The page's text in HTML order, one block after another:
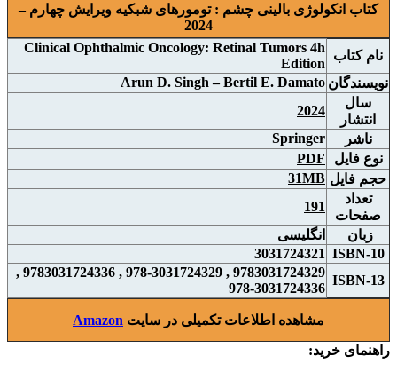
کتاب انکولوژی بالینی چشم : تومورهای شبکیه ویرایش چهارم –
2024
نام کتاب
Clinical Ophthalmic Oncology: Retinal Tumors 4h
Edition
نويسندگان Arun D. Singh – Bertil E. Damato
سال
انتشار
2024
ناشر
Springer
نوع فايل
PDF
حجم فايل 31MB
تعداد
صفحات
191
زبان
انگلیسی
ISBN-10
3031724321
ISBN-13
9783031724329 , 978-3031724329 , 9783031724336 ,
978-3031724336
مشاهده اطلاعات تکمیلی در سایت Amazon
راهنمای خرید: